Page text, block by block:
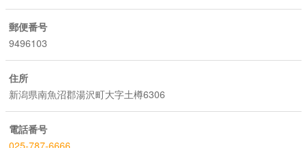
郵便番号
9496103
住所
新潟県南魚沼郡湯沢町大字土樽6306
電話番号